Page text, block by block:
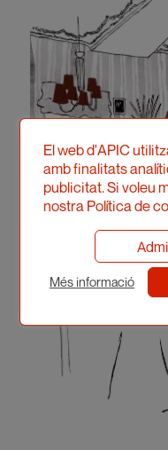
El web d'APIC
amb finalitats
publicitat. Si voleu
nostra Política de
Més informació